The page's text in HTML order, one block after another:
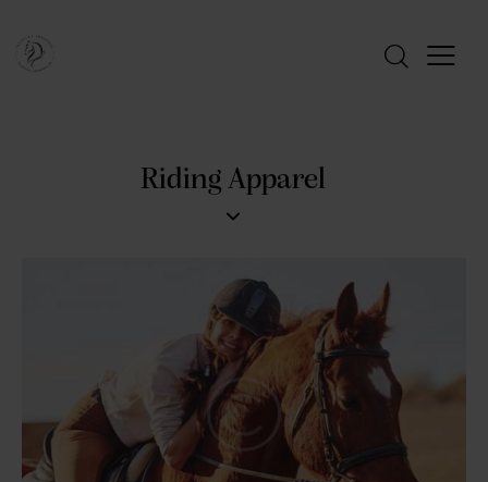
Riding Apparel